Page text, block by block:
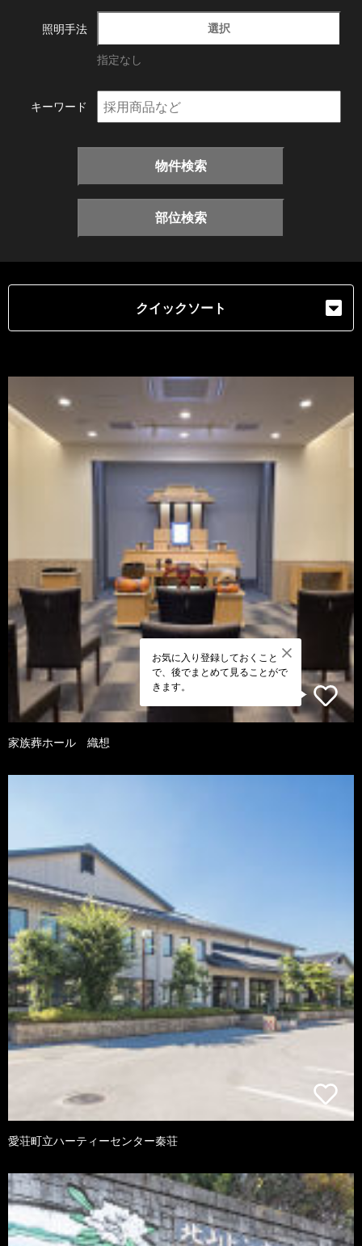
照明手法 選択
指定なし
キーワード
物件検索
部位検索
クイックソート
お気に入り登録しておくこと
で、後でまとめて見ることがで
きます。
家族葬ホール 織想
愛荘町立ハーティーセンター秦荘